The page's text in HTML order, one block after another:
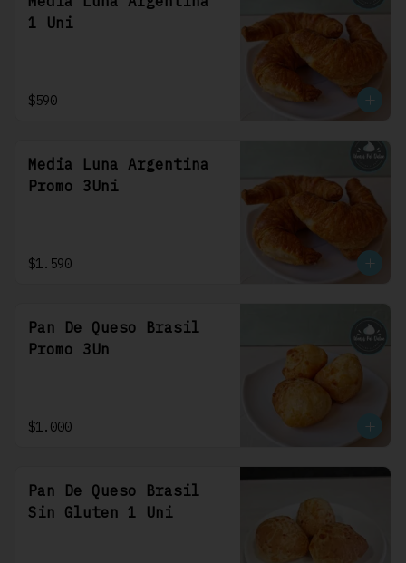
1 Uni
$590
Media Luna Argentina
Promo 3Uni
$1.590
Pan De Queso Brasil
Promo 3Un
$1.000
Pan De Queso Brasil
Sin Gluten 1 Uni